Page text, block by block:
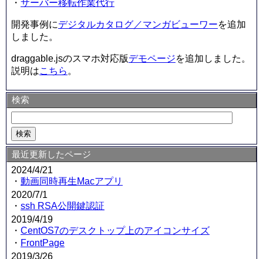
・ サーバー移転作業代行
開発事例にデジタルカタログ／マンガビューワーを追加
しました。
draggable.jsのスマホ対応版デモページを追加しました。
説明はこちら 。
検索
最近更新したページ
2024/4/21
・ 動画同時再生Macアプリ
2020/7/1
・ ssh RSA公開鍵認証
2019/4/19
・ CentOS7のデスクトップ上のアイコンサイズ
・ FrontPage
2019/3/26